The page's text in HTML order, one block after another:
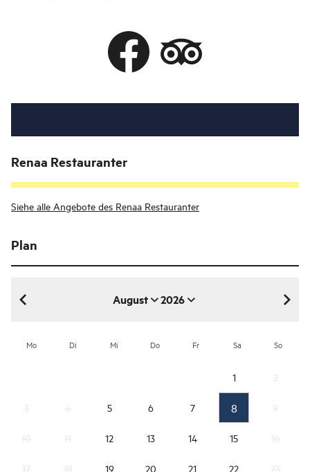
Renaa Restauranter
Siehe alle Angebote des Renaa Restauranter
Plan
August 2026
August 2026
Mo Di Mi Do Fr Sa So
1
5 6 7 8
12 13 14 15
19 20 21 22